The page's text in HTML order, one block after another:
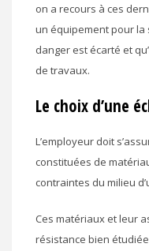
on a recours à ces
un équipement pour la
danger est écarté et
de travaux.
Le choix d’une
L’employeur doit
constituées de
contraintes du milieu
Ces matériaux et leur
résistance bien